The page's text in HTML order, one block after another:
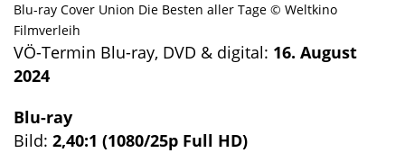
Blu-ray Cover Union Die Besten aller Tage © Weltkino
Filmverleih
VÖ-Termin Blu-ray, DVD & digital: 16. August
2024
Blu-ray
Bild: 2,40:1 (1080/25p Full HD)